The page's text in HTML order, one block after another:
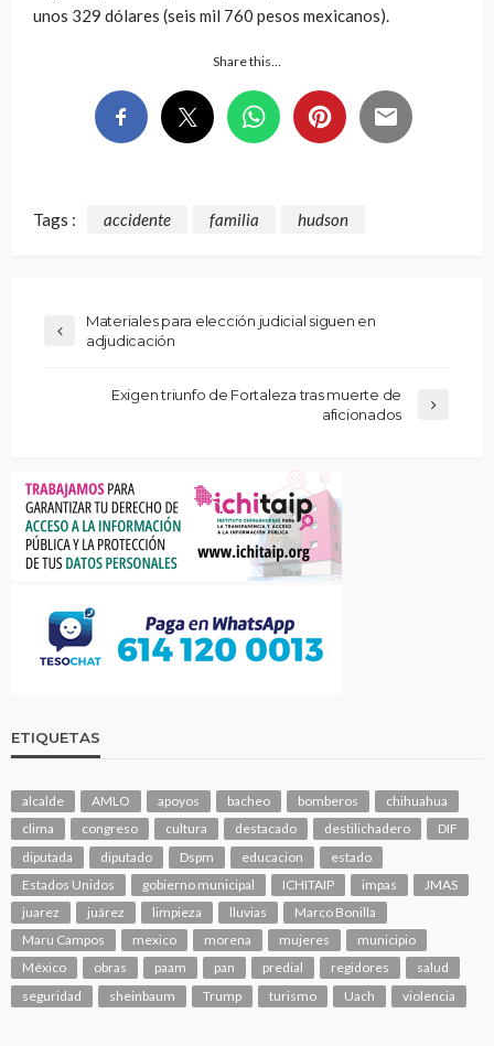
unos 329 dólares (seis mil 760 pesos mexicanos).
Share this…
Tags : accidente familia hudson
Materiales para elección judicial siguen en
adjudicación
Exigen triunfo de Fortaleza tras muerte de
aficionados
ETIQUETAS
alcalde AMLO apoyos bacheo bomberos
chihuahua
clima
congreso cultura destacado destilichadero
DIF
diputada
diputado Dspm educacion
estado
Estados Unidos
gobierno municipal ICHITAIP impas
JMAS
juarez
juárez limpieza lluvias
Marco Bonilla
Maru Campos
mexico morena mujeres
municipio
México
obras paam pan predial regidores
salud
seguridad
sheinbaum Trump turismo Uach violencia